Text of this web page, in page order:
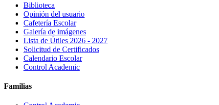
Biblioteca
Opinión del usuario
Cafetería Escolar
Galería de imágenes
Lista de Útiles 2026 - 2027
Solicitud de Certificados
Calendario Escolar
Control Academic
Familias